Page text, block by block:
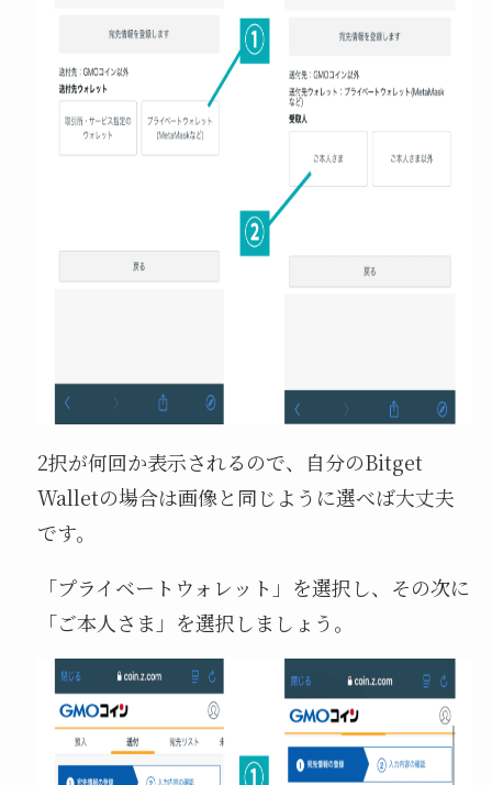
2択が何回か表示されるので、自分のBitget
Walletの場合は画像と同じように選べば大丈夫
です。
「プライベートウォレット」を選択し、その次に
「ご本人さま」を選択しましょう。